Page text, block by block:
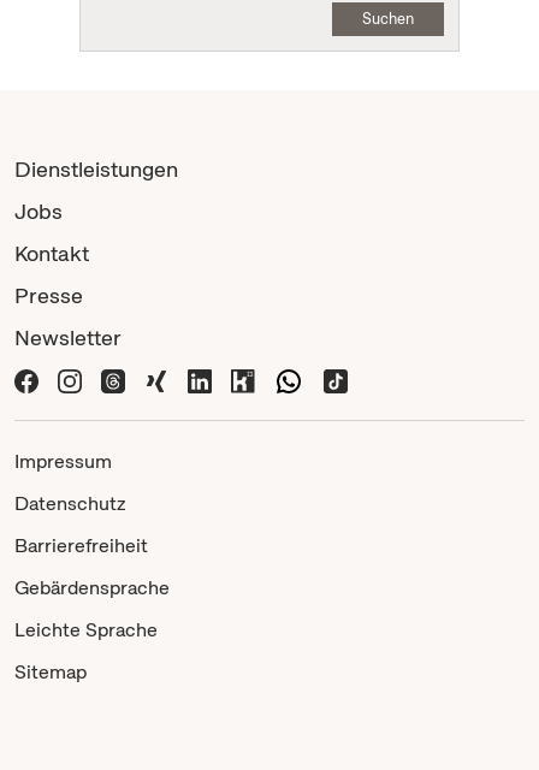
Suchen
Dienstleistungen
Jobs
Kontakt
Presse
Newsletter
Impressum
Datenschutz
Barrierefreiheit
Gebärdensprache
Leichte Sprache
Sitemap